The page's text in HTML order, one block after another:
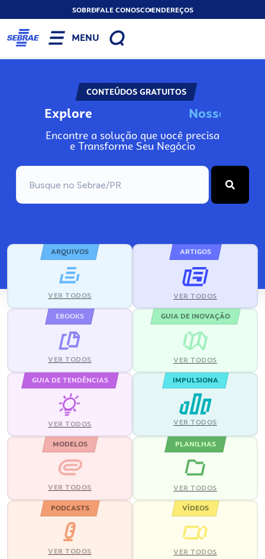
SOBREFALE CONOSCOENDEREÇOS
MENU
CONTEÚDOS GRATUITOS
Explore No
Encontre a solução que você precisa
e Transforme Seu Negócio
ARQUIVOS
VER TODOS
ARTIGOS
VER TODOS
EBOOKS
VER TODOS
GUIA DE INOVAÇÃO
VER TODOS
GUIA DE TENDÊNCIAS
VER TODOS
IMPULSIONA
VER TODOS
MODELOS
VER TODOS
PLANILHAS
VER TODOS
PODCASTS
VER TODOS
VÍDEOS
VER TODOS